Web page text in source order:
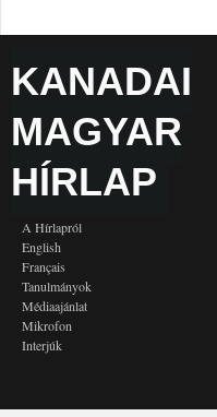
KANADAI
MAGYAR
HÍRLAP
A Hírlapról
English
Français
Tanulmányok
Médiaajánlat
Mikrofon
Interjúk